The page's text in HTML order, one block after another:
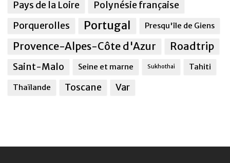
Pays de la Loire
Polynésie française
Porquerolles
Portugal Presqu'île de Giens
Provence-Alpes-Côte d'Azur Roadtrip
Saint-Malo Seine et marne Sukhothai Tahiti
Thaïlande Toscane Var